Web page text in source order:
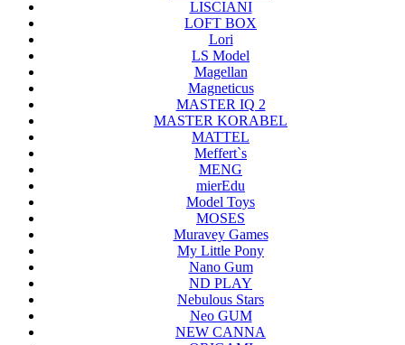
LISCIANI
LOFT BOX
Lori
LS Model
Magellan
Magneticus
MASTER IQ 2
MASTER KORABEL
MATTEL
Meffert`s
MENG
mierEdu
Model Toys
MOSES
Muravey Games
My Little Pony
Nano Gum
ND PLAY
Nebulous Stars
Neo GUM
NEW CANNA